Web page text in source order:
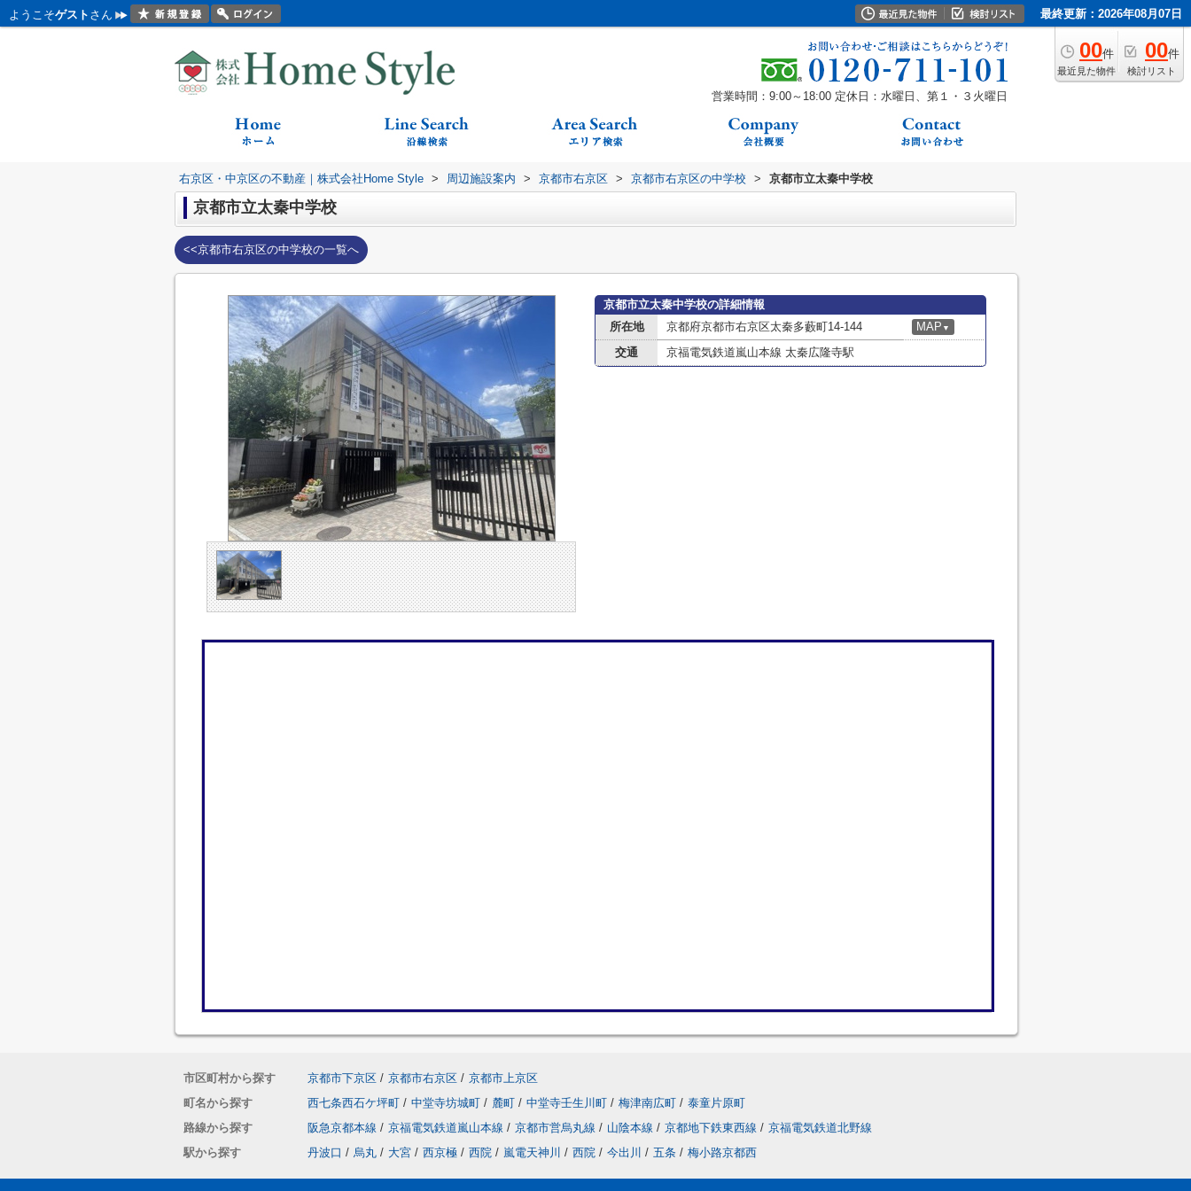
ようこそゲスト さん 最終更新：2026年08月07日
00件
最近見た物件
00件
検討リスト
営業時間：9:00～18:00 定休日：水曜日、第１・３火曜日
右京区・中京区の不動産｜株式会社Home Style > 周辺施設案内 > 京都市右京区 > 京都市右京区の中学校 > 京都市立太秦中学校
京都市立太秦中学校
<<京都市右京区の中学校の一覧へ
京都市立太秦中学校の詳細情報
所在地
京都府京都市右京区太秦多藪町14-144 MAP ▼
交通 京福電気鉄道嵐山本線 太秦広隆寺駅
市区町村から探す 京都市下京区 / 京都市右京区 / 京都市上京区
町名から探す
西七条西石ケ坪町 / 中堂寺坊城町 / 麓町 / 中堂寺壬生川町 / 梅津南広町 / 泰童片原町
路線から探す
阪急京都本線 / 京福電気鉄道嵐山本線 / 京都市営烏丸線 / 山陰本線 / 京都地下鉄東西線 / 京福電気鉄道北野線
駅から探す
丹波口 / 烏丸 / 大宮 / 西京極 / 西院 / 嵐電天神川 / 西院 / 今出川 / 五条 / 梅小路京都西